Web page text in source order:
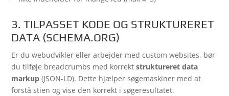
3. TILPASSET KODE OG STRUKTURERET
DATA (SCHEMA.ORG)
Er du webudvikler eller arbejder med custom websites, bør
du tilføje breadcrumbs med korrektstruktureret data
markup (JSON-LD). Dette hjælper søgemaskiner med at
forstå stien og vise den korrekt i søgeresultatet.